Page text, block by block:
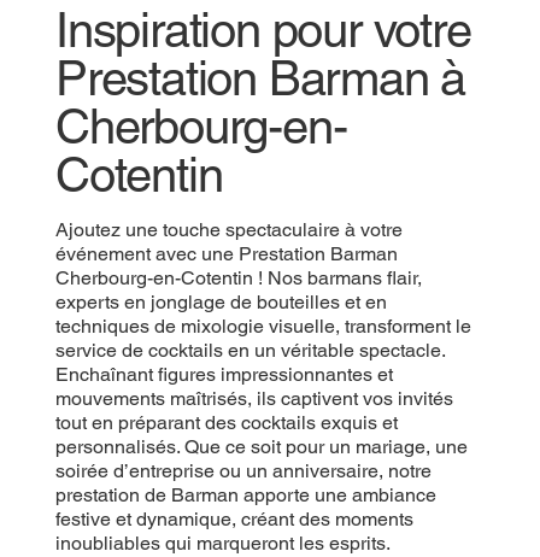
Inspiration pour votre
Prestation Barman à
Cherbourg-en-
Cotentin
Ajoutez une touche spectaculaire à votre
événement avec une Prestation Barman
Cherbourg-en-Cotentin ! Nos barmans flair,
experts en jonglage de bouteilles et en
techniques de mixologie visuelle, transforment le
service de cocktails en un véritable spectacle.
Enchaînant figures impressionnantes et
mouvements maîtrisés, ils captivent vos invités
tout en préparant des cocktails exquis et
personnalisés. Que ce soit pour un mariage, une
soirée d’entreprise ou un anniversaire, notre
prestation de Barman apporte une ambiance
festive et dynamique, créant des moments
inoubliables qui marqueront les esprits.